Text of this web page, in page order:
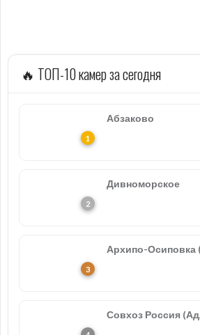
🔥 ТОП-10 камер за сегодня
Абзаково
Дивноморское
Архипо-Осиповка
Совхоз Россия